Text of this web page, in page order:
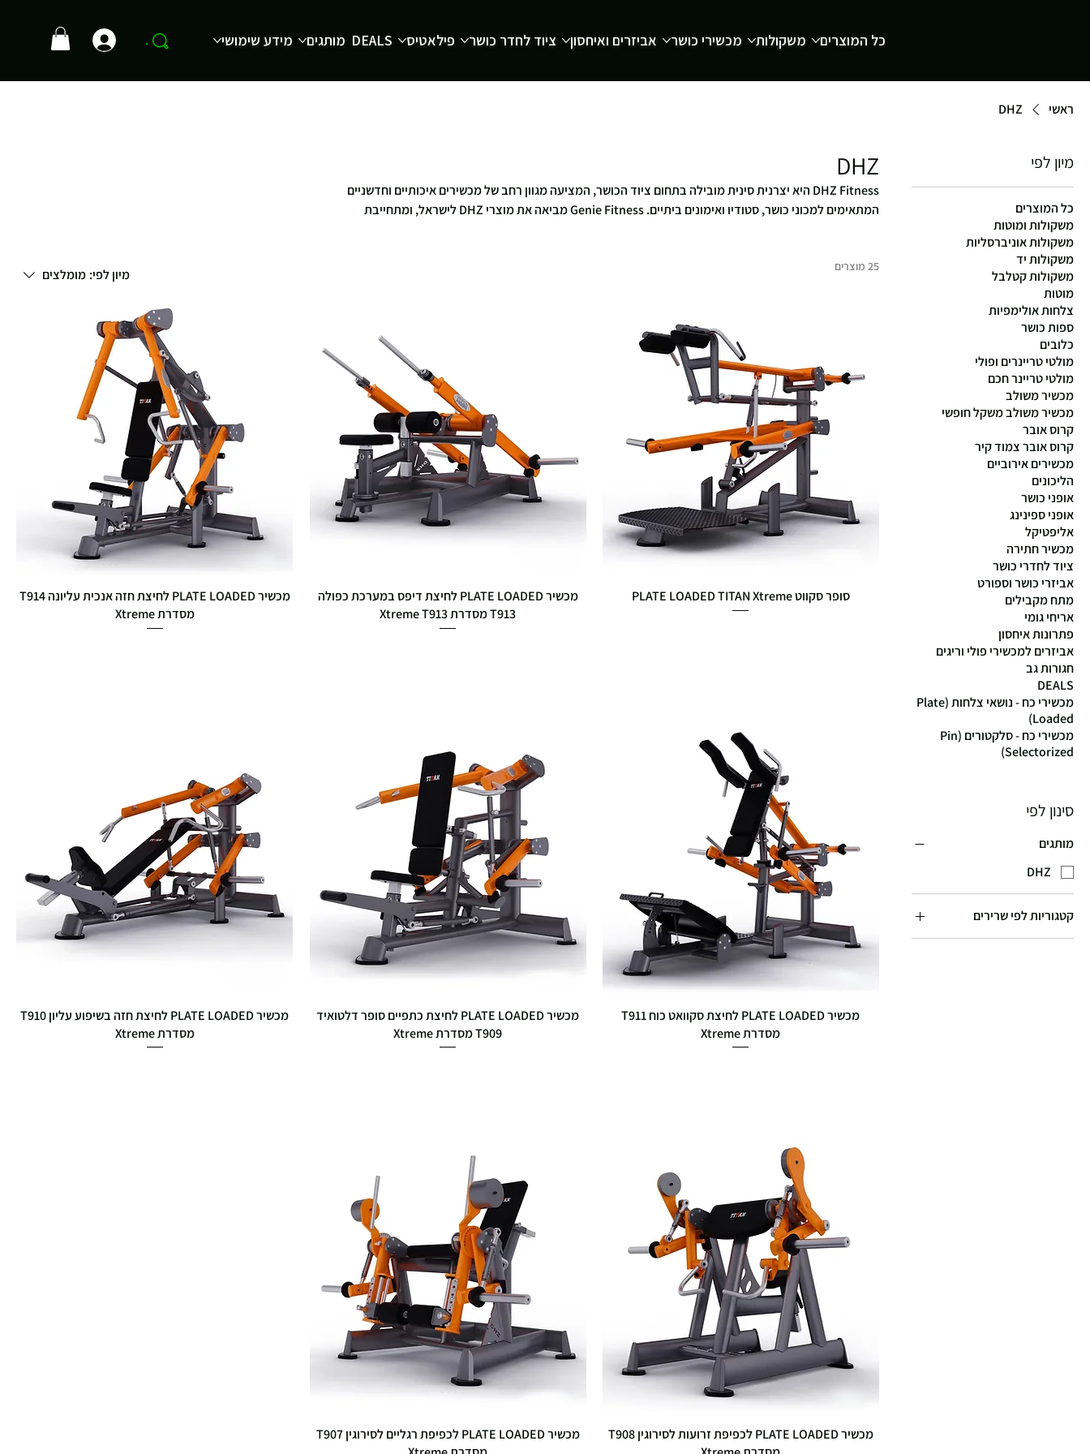
כל המוצרים משקולות מכשירי כושר אביזרים ואיחסון ציוד לחדר כושר פילאטיס DEALS מותגים מידע שימושי .
ראשי DHZ
מיון לפי
כל המוצרים
משקולות ומוטות
משקולות אוניברסליות
משקולות יד
משקולות קטלבל
מוטות
צלחות אולימפיות
ספות כושר
כלובים
מולטי טריינרים ופולי
מולטי טריינר חכם
מכשיר משולב
מכשיר משולב משקל חופשי
קרוס אובר
קרוס אובר צמוד קיר
מכשירים אירוביים
הליכונים
אופני כושר
אופני ספינינג
אליפטיקל
מכשיר חתירה
ציוד לחדרי כושר
אביזרי כושר וספורט
מתח מקבילים
אריחי גומי
פתרונות איחסון
אביזרים למכשירי פולי וריגים
חגורות גב
DEALS
מכשירי כח - נושאי צלחות (Plate
Loaded)
מכשירי כח - סלקטורים (Pin
Selectorized)
סינון לפי
מותגים
DHZ
קטגוריות לפי שרירים
שרירי חזה
DHZ
DHZ Fitness היא יצרנית סינית מובילה בתחום ציוד הכושר, המציעה מגוון רחב של מכשירים איכותיים וחדשניים
המתאימים למכוני כושר, סטודיו ואימונים ביתיים. Genie Fitness מביאה את מוצרי DHZ לישראל, ומתחייבת
25 מוצרים מיון לפי: מומלצים
סופר סקווט PLATE LOADED TITAN Xtreme
מכשיר PLATE LOADED לחיצת דיפס במערכת כפולה
T913 מסדרת Xtreme T913
מכשיר PLATE LOADED לחיצת חזה אנכית עליונה T914
מסדרת Xtreme
מכשיר PLATE LOADED לחיצת סקוואט כוח T911
מסדרת Xtreme
מכשיר PLATE LOADED לחיצת כתפיים סופר דלטואיד
T909 מסדרת Xtreme
מכשיר PLATE LOADED לחיצת חזה בשיפוע עליון T910
מסדרת Xtreme
מכשיר PLATE LOADED לכפיפת זרועות לסירוגין T908
מכשיר PLATE LOADED לכפיפת רגליים לסירוגין T907